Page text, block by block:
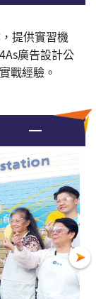
提供實習機
廣告設計公
戰經驗。